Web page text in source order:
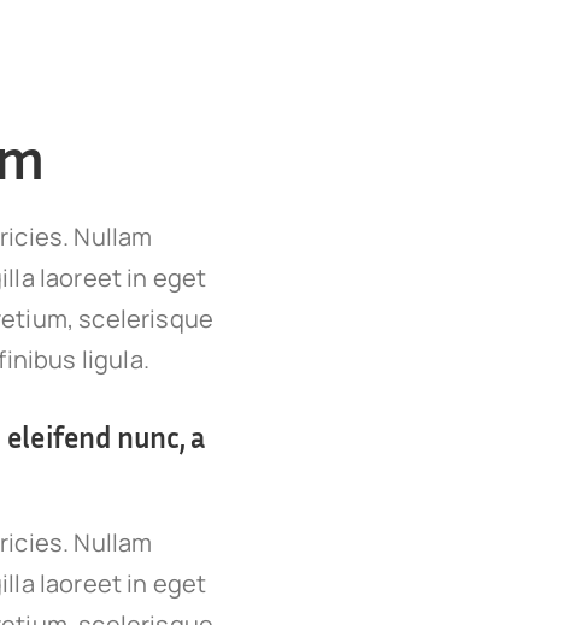
Nullam
laoreet in eget
scelerisque
ligula.
nunc, a
Nullam
laoreet in eget